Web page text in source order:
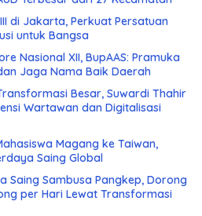
III di Jakarta, Perkuat Persatuan
untuk Bangsa
Nasional XII, BupAAS: Pramuka
Jaga Nama Baik Daerah
Besar, Suwardi Thahir
Wartawan dan Digitalisasi
Magang ke Taiwan,
Saing Global
Saing Sambusa Pangkep, Dorong
per Hari Lewat Transformasi